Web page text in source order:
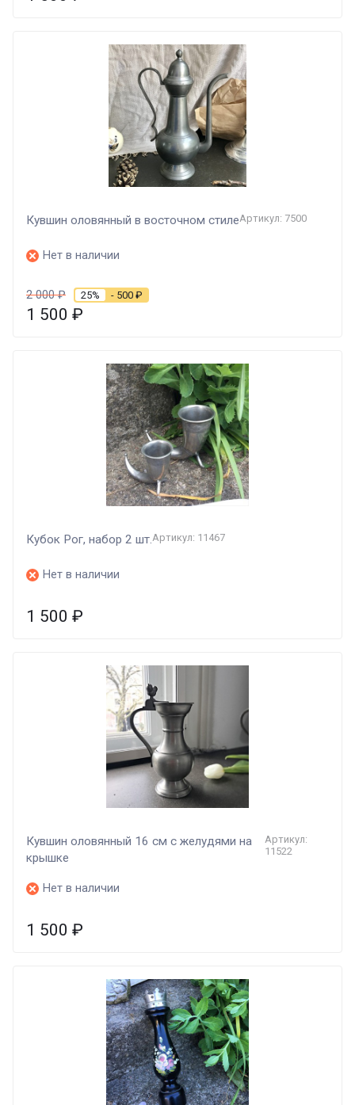
Кувшин оловянный в восточном стилеАртикул: 7500
Нет в наличии
2 000₽ 25% - 500 ₽
1 500 ₽
Кубок Рог, набор 2 шт.Артикул: 11467
Нет в наличии
1 500 ₽
Кувшин оловянный 16 см с желудями на
крышке
Артикул:
11522
Нет в наличии
1 500 ₽